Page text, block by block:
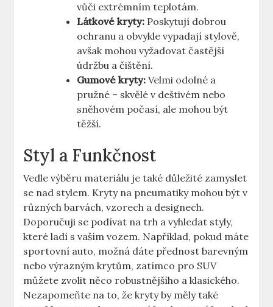
vůči extrémním teplotám.
Látkové kryty: Poskytují dobrou
ochranu a obvykle vypadají stylově,
avšak mohou vyžadovat častější
údržbu a čištění.
Gumové kryty: Velmi odolné a
pružné – skvělé v deštivém nebo
sněhovém počasí, ale mohou být
těžší.
Styl a Funkčnost
Vedle výběru materiálu je také důležité zamyslet
se nad stylem. Kryty na pneumatiky mohou být v
různých barvách, vzorech a designech.
Doporučuji se podívat na trh a vyhledat styly,
které ladí s vaším vozem. Například, pokud máte
sportovní auto, možná dáte přednost barevným
nebo výrazným krytům, zatímco pro SUV
můžete zvolit něco robustnějšího a klasického.
Nezapomeňte na to, že kryty by měly také